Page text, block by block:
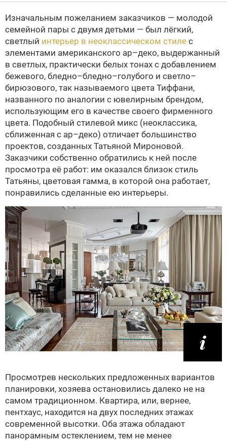
Изначальным пожеланием заказчиков — молодой
семейной пары с двумя детьми — был лёгкий,
светлый интерьер в неоклассическом стиле с
элементами американского ар–деко, выдержанный
в светлых, практически белых тонах с добавлением
бежевого, бледно–бледно–голубого и светло–
бирюзового, так называемого цвета Тиффани,
названного по аналогии с ювелирным брендом,
использующим его в качестве своего фирменного
цвета. Подобный стилевой микс (неоклассика,
сближенная с ар–деко) отличает большинство
проектов, созданных Татьяной Мироновой.
Заказчики собственно обратились к ней после
просмотра её работ: им оказался близок стиль
Татьяны, цветовая гамма, в которой она работает,
понравились сделанные ею интерьеры.
Просмотрев нескольких предложенных вариантов
планировки, хозяева остановились далеко не на
самом традиционном. Квартира, или, вернее,
пентхаус, находится на двух последних этажах
современной высотки. Оба этажа обладают
панорамным остеклением, тем не менее